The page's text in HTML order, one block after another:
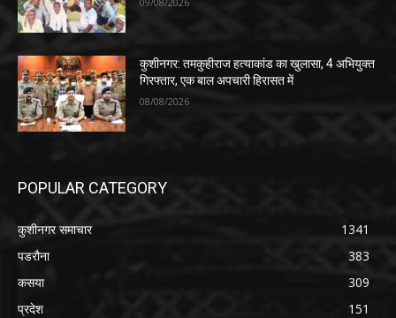
कुशीनगर: तमकुहीराज हत्याकांड का खुलासा, 4 अभियुक्त
गिरफ्तार, एक बाल अपचारी हिरासत में
08/08/2026
POPULAR CATEGORY
कुशीनगर समाचार
1341
पडरौना
383
कसया
309
प्रदेश
151